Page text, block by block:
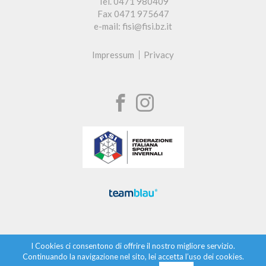
Fax 0471 975647
e-mail: fisi@fisi.bz.it
Impressum Privacy
I Cookies ci consentono di offrire il nostro migliore servizio.
Continuando la navigazione nel sito, lei accetta l’uso dei cookies.